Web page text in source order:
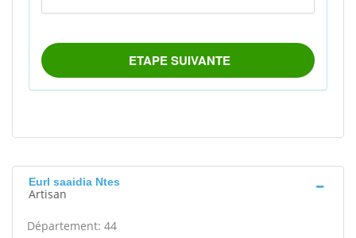
Eurl saaidia Ntes
Artisan
Département: 44